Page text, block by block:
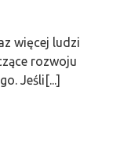
więcej ludzi
rozwoju
Jeśli[...]